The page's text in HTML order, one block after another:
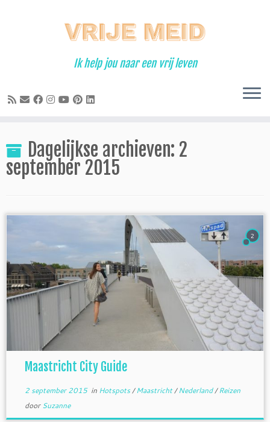
Ik help jou naar een vrij leven
Dagelijkse archieven: 2
september 2015
2
Maastricht City Guide
2 september 2015in Hotspots/Maastricht/Nederland/Reizen
doorSuzanne